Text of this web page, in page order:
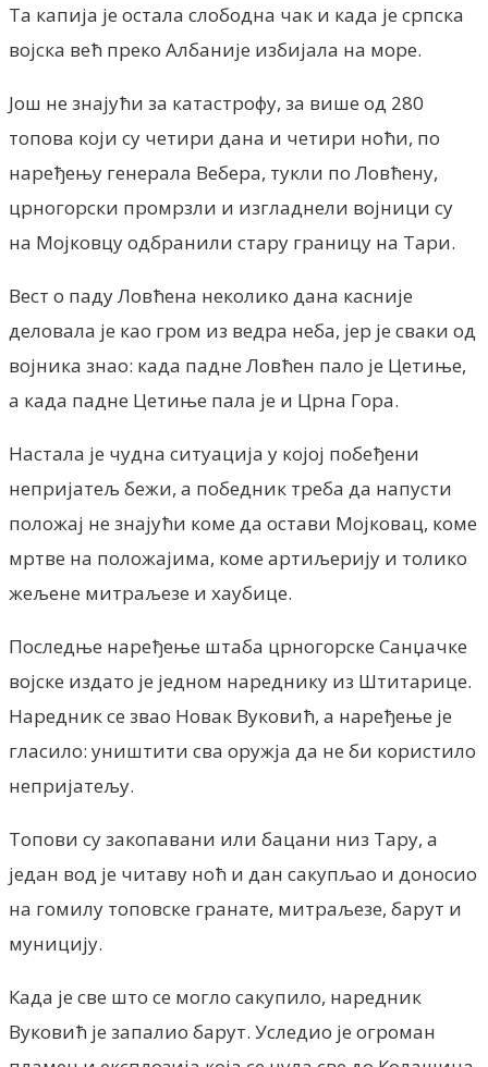
Та капија је остала слободна чак и када је српска
војска већ преко Албаније избијала на море.
Још не знајући за катастрофу, за више од 280
топова који су четири дана и четири ноћи, по
наређењу генерала Вебера, тукли по Ловћену,
црногорски промрзли и изгладнели војници су
на Мојковцу одбранили стару границу на Тари.
Вест о паду Ловћена неколико дана касније
деловала је као гром из ведра неба, јер је сваки од
војника знао: када падне Ловћен пало је Цетиње,
а када падне Цетиње пала је и Црна Гора.
Настала је чудна ситуација у којој побеђени
непријатељ бежи, а победник треба да напусти
положај не знајући коме да остави Мојковац, коме
мртве на положајима, коме артиљерију и толико
жељене митраљезе и хаубице.
Последње наређење штаба црногорске Санџачке
војске издато је једном нареднику из Штитарице.
Наредник се звао Новак Вуковић, а наређење је
гласило: уништити сва оружја да не би користило
непријатељу.
Топови су закопавани или бацани низ Тару, а
један вод је читаву ноћ и дан сакупљао и доносио
на гомилу топовске гранате, митраљезе, барут и
муницију.
Када је све што се могло сакупило, наредник
Вуковић је запалио барут. Уследио је огроман